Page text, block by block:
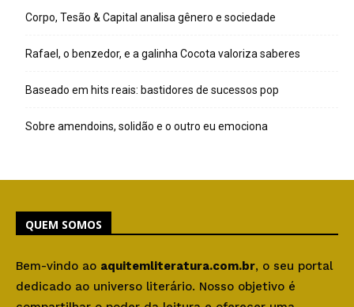
Corpo, Tesão & Capital analisa gênero e sociedade
Rafael, o benzedor, e a galinha Cocota valoriza saberes
Baseado em hits reais: bastidores de sucessos pop
Sobre amendoins, solidão e o outro eu emociona
QUEM SOMOS
Bem-vindo ao aquitemliteratura.com.br, o seu portal
dedicado ao universo literário. Nosso objetivo é